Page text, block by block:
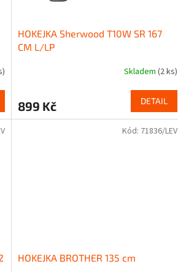
HOKEJKA Sherwood T10W SR 167
CM L/LP
Skladem (2 ks)
899 Kč DETAIL
HOKEJKA BROTHER 135 cm
Kód: 71836/LEV